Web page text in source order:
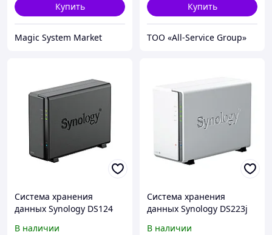
Купить
Magic System Market
Купить
ТОО «All-Service Group»
Система хранения
данных Synology DS124
В наличии
Система хранения
данных Synology DS223j
В наличии